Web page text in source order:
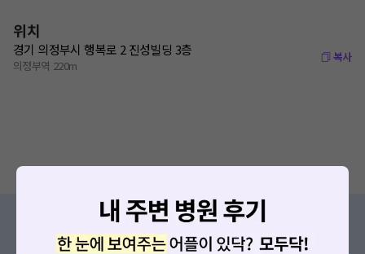
위치
경기 의정부시 행복로 2 진성빌딩 3층
의정부역 220m
복사
증상/치료, 궁금한 점이 있나요?
의사가 직접 답해드려요!